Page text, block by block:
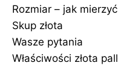
Rozmiar – jak mierzyć
Skup złota
Wasze pytania
Właściwości złota